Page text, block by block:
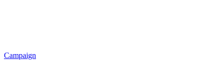
Campaign